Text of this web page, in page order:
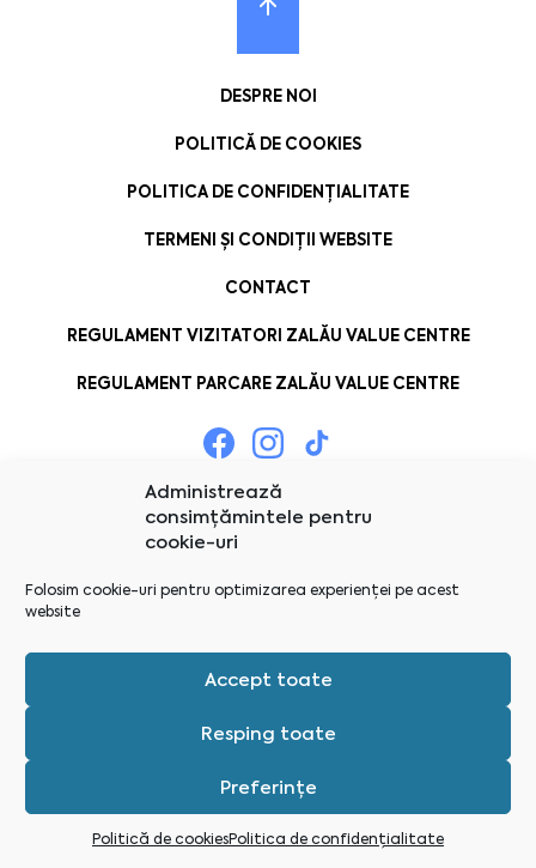
Administrează
consimțămintele pentru
cookie-uri
Folosim cookie-uri pentru optimizarea experienței pe acest
website
Accept toate
Resping toate
Preferințe
Politică de cookiesPolitica de confidențialitate
DESPRE NOI
POLITICĂ DE COOKIES
POLITICA DE CONFIDENȚIALITATE
TERMENI ȘI CONDIȚII WEBSITE
CONTACT
REGULAMENT VIZITATORI ZALĂU VALUE CENTRE
REGULAMENT PARCARE ZALĂU VALUE CENTRE
Administrează consimțămintele